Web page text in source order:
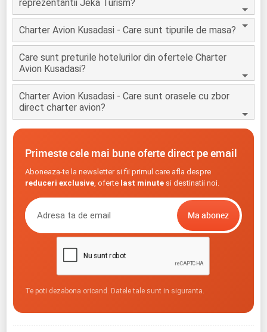
reprezentantii Jeka Turism?
Charter Avion Kusadasi - Care sunt tipurile de masa?
Care sunt preturile hotelurilor din ofertele Charter
Avion Kusadasi?
Charter Avion Kusadasi - Care sunt orasele cu zbor
direct charter avion?
Primeste cele mai bune oferte direct pe email
Aboneaza-te la newsletter si fii primul care afla despre
reduceri exclusive, oferte last minutesi destinatii noi.
Te poti dezabona oricand. Datele tale sunt in siguranta.